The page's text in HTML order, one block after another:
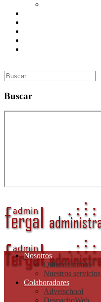
Buscar
Nosotros
Quienes somos
Nuestros servicios
Colaboradores
Adveischool